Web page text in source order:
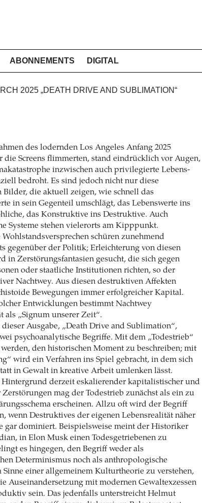
ABONNEMENTS DIGITAL
2025 „DEATH DRIVE AND SUBLIMATION“
des lodernden Los Angeles Anfang 2025
die Screens flimmerten, stand eindrücklich vor Augen,
inzwischen auch privilegierte Lebens­
bedroht. Es sind jedoch nicht nur diese
Bilder, die aktuell zeigen, wie schnell das
in sein Gegenteil umschlägt, das Lebenswerte ins
das Konstruktive ins Destruktive. Auch
Systeme stehen vielerorts am Kipppunkt.
Wohlstandsversprechen schüren zunehmend
gegenüber der Politik; Erleichterung von diesen
in Zerstörungsfantasien gesucht, die sich gegen
oder staatliche Institutionen richten, so der
­Nachtwey. Aus diesen destruktiven Affekten
Bewegungen immer erfolgreicher Kapital.
Entwicklungen bestimmt Nachtwey
als „Signum unserer Zeit“.
Ausgabe, „Death Drive and Sublimation“,
­psychoanalytische Begriffe. Mit dem „Todestrieb“
den historischen Moment zu beschreiben; mit
wird ein Verfahren ins Spiel gebracht, in dem sich
in Gewalt in kreative Arbeit umlenken lässt.
Hintergrund derzeit eskalierender kapitalistischer und
mag der Todestrieb zunächst als ein zu
erscheinen. Allzu oft wird der Begriff
wenn Destruktives der eigenen Lebensrealität näher
gar dominiert. Beispielsweise meint der Historiker
in Elon Musk einen Todes­getriebenen zu
es hingegen, den Begriff weder als
Determinismus noch als anthropologische
Sinne einer allgemeinem Kulturtheorie zu verstehen,
Auseinandersetzung mit modernen Gewaltexzessen
sein. Das jedenfalls unterstreicht Helmut